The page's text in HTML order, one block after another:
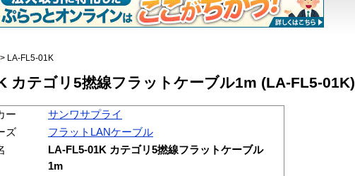
> LA-FL5-01K
カテゴリ5撚線フラットケーブル1m (LA-FL5-01K)
ー
サンワサプライ
ズ
フラットLANケーブル
LA-FL5-01K カテゴリ5撚線フラットケーブル
1m